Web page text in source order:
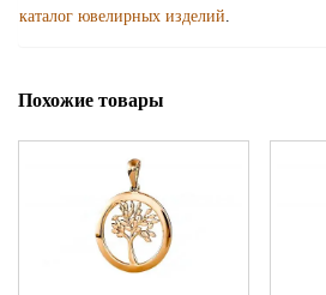
каталог ювелирных изделий
Похожие товары